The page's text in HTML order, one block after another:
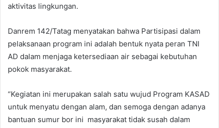
aktivitas lingkungan.
Danrem 142/Tatag menyatakan bahwa Partisipasi dalam
pelaksanaan program ini adalah bentuk nyata peran TNI
AD dalam menjaga ketersediaan air sebagai kebutuhan
pokok masyarakat.
“Kegiatan ini merupakan salah satu wujud Program KASAD
untuk menyatu dengan alam, dan semoga dengan adanya
bantuan sumur bor ini masyarakat tidak susah dalam